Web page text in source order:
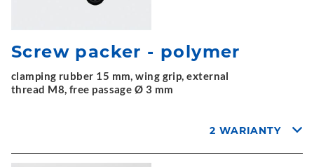
Screw packer - polymer
clamping rubber 15 mm, wing grip, external
thread M8, free passage Ø 3 mm
2 WARIANTY